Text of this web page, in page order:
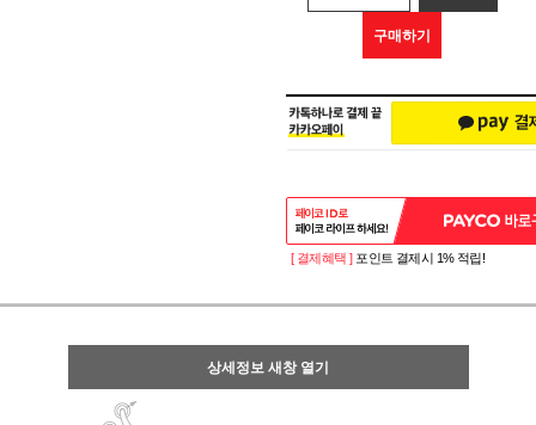
구매하기
[ 결제혜택 ] 포인트 결제시 1% 적립!
상세정보 새창 열기